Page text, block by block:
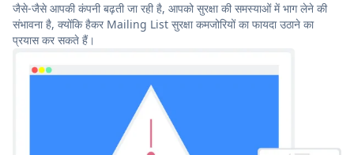
जैसे-जैसे आपकी कंपनी बढ़ती जा रही है, आपको सुरक्षा की समस्याओं में भाग लेने की
संभावना है, क्योंकि हैकर Mailing List सुरक्षा कमजोरियों का फायदा उठाने का
प्रयास कर सकते हैं।